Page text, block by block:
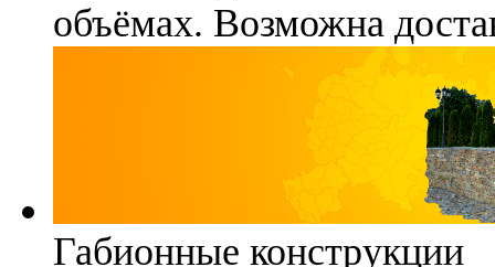
объёмах. Возможна
Габионные конструкции